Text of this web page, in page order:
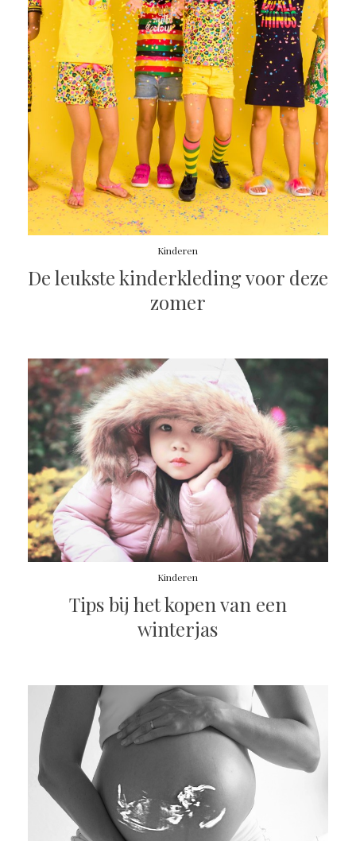
Kinderen
De leukste kinderkleding voor deze
zomer
Kinderen
Tips bij het kopen van een
winterjas